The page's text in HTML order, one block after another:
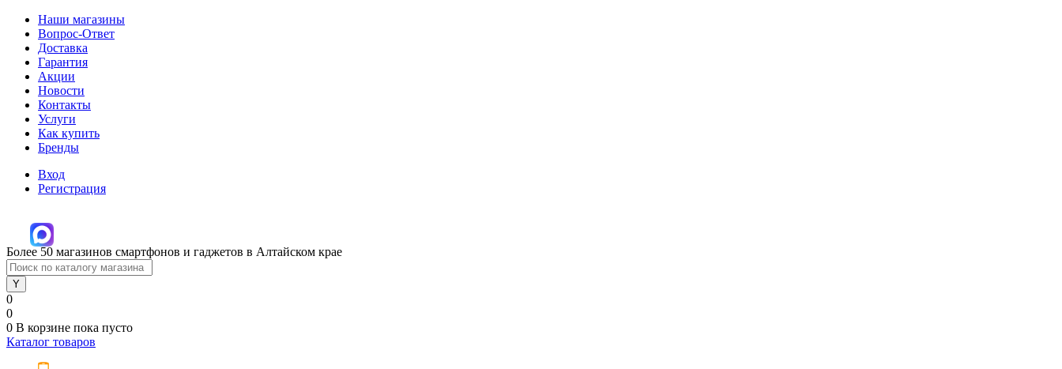
Наши магазины
Вопрос-Ответ
Доставка
Гарантия
Акции
Новости
Контакты
Услуги
Как купить
Бренды
Вход
Регистрация
Более 50 магазинов смартфонов и гаджетов в Алтайском крае
0
0
0 В корзине пока пусто
Каталог товаров